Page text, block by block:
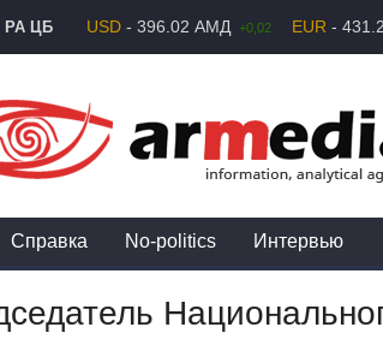
РА ЦБ USD - 396.02 АМД +0,02 EUR -
Справка No-politics Интервью